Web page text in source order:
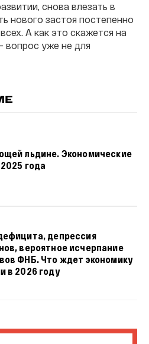
снова влезать в
нового застоя постепенно
А как это скажется на
вопрос уже не для
льдине. Экономические
года
депрессия
вероятное исчерпание
ФНБ. Что ждет экономику
в 2026 году